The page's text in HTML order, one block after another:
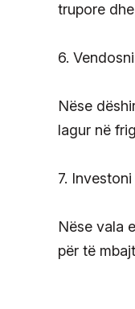
trupore
6.
Nëse
lagur në
7.
Nëse vala
për të